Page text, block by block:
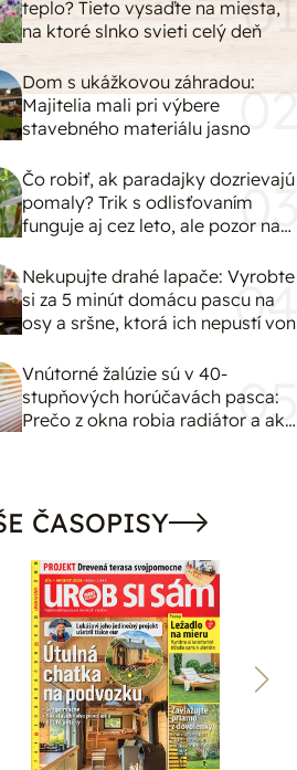
teplo? Tieto vysaďte na miesta,
na ktoré slnko svieti celý deň
Dom s ukážkovou záhradou:
Majitelia mali pri výbere
stavebného materiálu jasno
Čo robiť, ak paradajky dozrievajú
pomaly? Trik s odlisťovaním
funguje aj cez leto, ale pozor na
Nekupujte drahé lapače: Vyrobte
si za 5 minút domácu pascu na
osy a sršne, ktorá ich nepustí von
Vnútorné žalúzie sú v 40-
stupňových horúčavách pasca:
Prečo z okna robia radiátor a ako
ČASOPISY